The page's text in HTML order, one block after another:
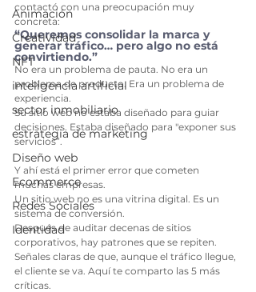
Animación
Creatividad
NFT
inteligencia artificial
sector inmobiliario
estrategia de marketing
Diseño web
Ecommerce
Redes Sociales
Identidad
contactó con una preocupación muy
concreta:
“Queremos consolidar la marca y
generar tráfico… pero algo no está
convirtiendo.”
No era un problema de pauta. No era un
problema de producto. Era un problema de
experiencia.
Su sitio web no estaba diseñado para guiar
decisiones. Estaba diseñado para "exponer sus
servicios”.
Y ahí está el primer error que cometen
muchas empresas.
Un sitio web no es una vitrina digital. Es un
sistema de conversión.
Después de auditar decenas de sitios
corporativos, hay patrones que se repiten.
Señales claras de que, aunque el tráfico llegue,
el cliente se va. Aquí te comparto las 5 más
críticas.